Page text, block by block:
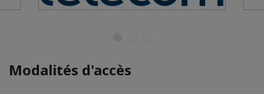
Modalités d'accès